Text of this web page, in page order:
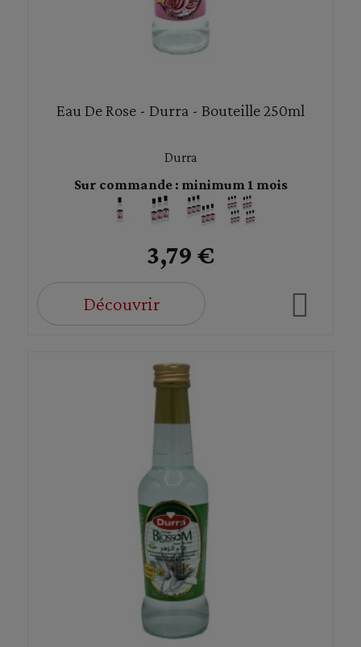
Eau De Rose - Durra - Bouteille 250ml
Durra
Sur commande : minimum 1 mois
3,79 €
Découvrir